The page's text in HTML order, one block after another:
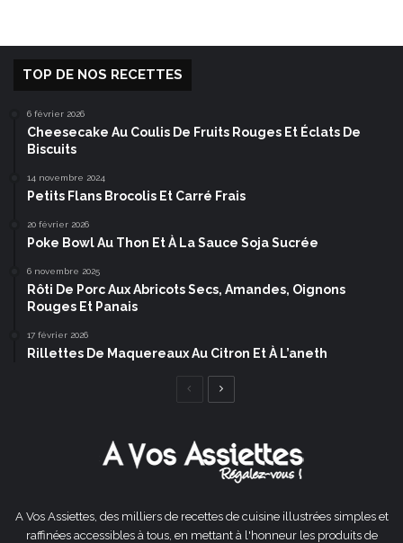
TOP DE NOS RECETTES
6 février 2026
Cheesecake Au Coulis De Fruits Rouges Et Éclats De
Biscuits
14 novembre 2024
Petits Flans Brocolis Et Carré Frais
20 février 2026
Poke Bowl Au Thon Et À La Sauce Soja Sucrée
6 novembre 2025
Rôti De Porc Aux Abricots Secs, Amandes, Oignons
Rouges Et Panais
17 février 2026
Rillettes De Maquereaux Au Citron Et À L’aneth
Page
A Vos Assiettes, des milliers de recettes de cuisine illustrées simples et
raffinées accessibles à tous, en mettant à l'honneur les produits de